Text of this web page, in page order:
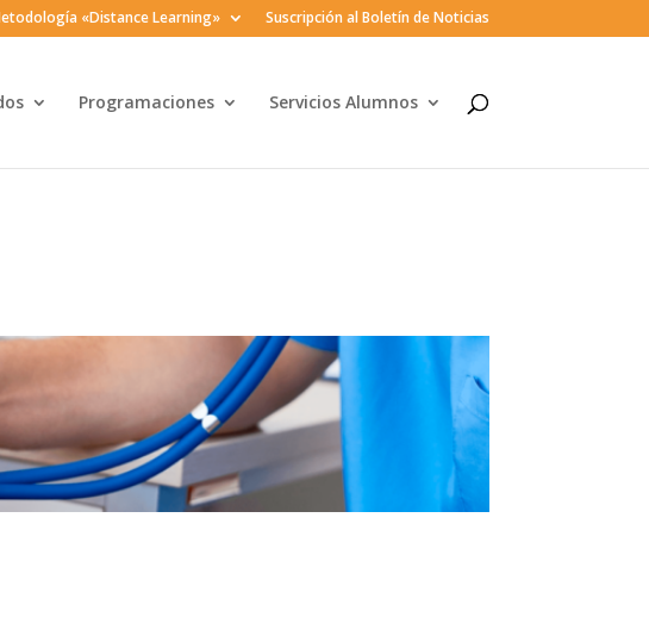
«Distance Learning» Suscripción al Boletín de Noticias
Programaciones Servicios Alumnos